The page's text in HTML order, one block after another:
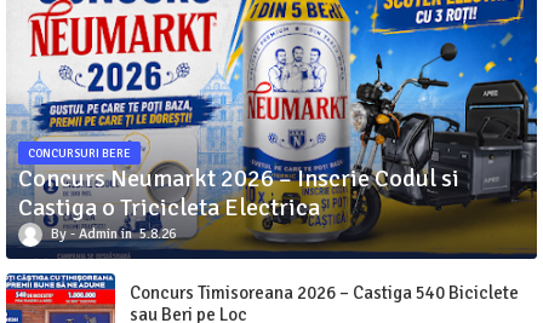
CONCURSURI BERE
Concurs Neumarkt 2026 – Inscrie Codul si
Castiga o Tricicleta Electrica
Admin 5.8.26
Concurs Timisoreana 2026 – Castiga 540 Biciclete
sau Beri pe Loc